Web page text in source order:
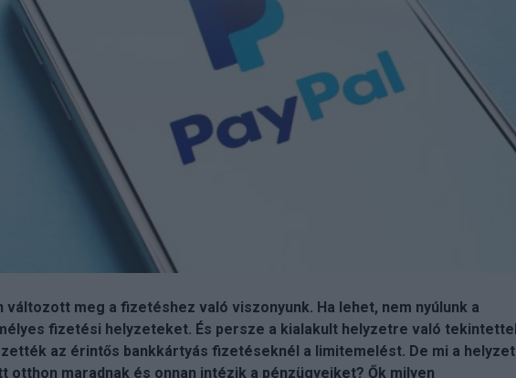
változott meg a fizetéshez való viszonyunk. Ha lehet, nem nyúlunk a
fizetési helyzeteket. És persze a kialakult helyzetre való tekintettel
az érintős bankkártyás fizetéseknél a limitemelést. De mi a helyzet
otthon maradnak és onnan intézik a pénzügyeiket? Ők milyen